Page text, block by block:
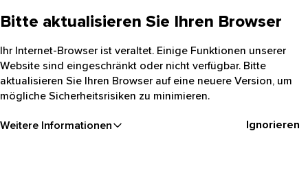
Bitte aktualisieren Sie Ihren Browser
Ihr Internet-Browser ist veraltet. Einige Funktionen unserer
Website sind eingeschränkt oder nicht verfügbar. Bitte
aktualisieren Sie Ihren Browser auf eine neuere Version, um
mögliche Sicherheitsrisiken zu minimieren.
Weitere Informationen Ignorieren